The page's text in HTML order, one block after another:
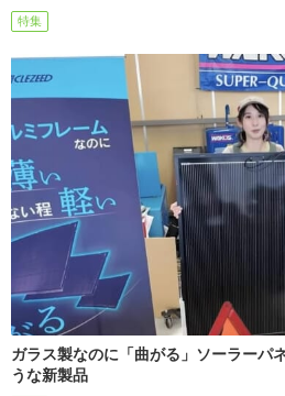
特集
ガラス製なのに「曲がる」ソーラーパ
うな新製品